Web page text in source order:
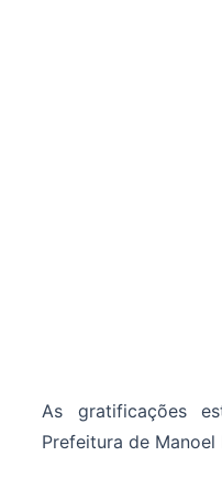
As gratificações
Prefeitura de Manoel